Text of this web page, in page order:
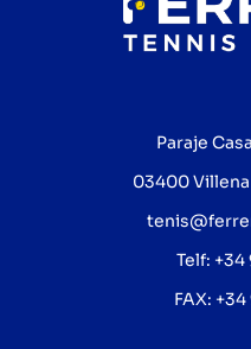
Paraje
03400
Telf: +34
FAX: